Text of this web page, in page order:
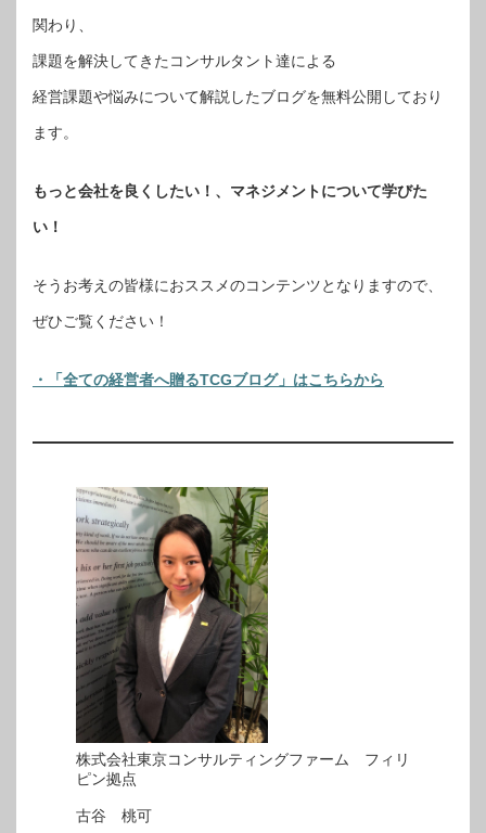
関わり、
課題を解決してきたコンサルタント達による
経営課題や悩みについて解説したブログを無料公開しており
ます。
もっと会社を良くしたい！、マネジメントについて学びた
い！
そうお考えの皆様におススメのコンテンツとなりますので、
ぜひご覧ください！
・「全ての経営者へ贈るTCGブログ」はこちらから
株式会社東京コンサルティングファーム フィリ
ピン拠点
古谷 桃可